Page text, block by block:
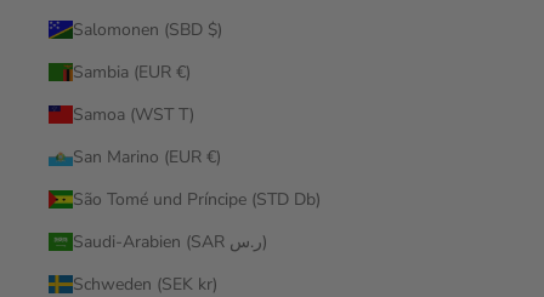
Salomonen (SBD $)
Sambia (EUR €)
Samoa (WST T)
San Marino (EUR €)
São Tomé und Príncipe (STD Db)
Saudi-Arabien (SAR ر.س)
Schweden (SEK kr)